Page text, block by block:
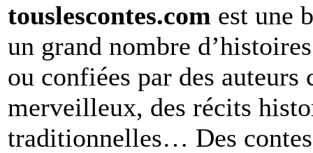
touslescontes.com est une
un grand nombre
ou confiées par des
merveilleux, des récits
traditionnelles… Des